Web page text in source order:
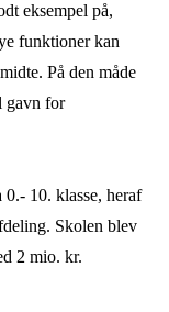
eksempel på,
funktioner kan
På den måde
gavn for
10. klasse, heraf
Skolen blev
2 mio. kr.